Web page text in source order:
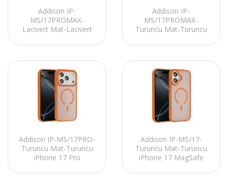
Addison IP-
MS/17PROMAX-
Lacivert Mat-Lacivert
MagSafe Telefon Kılıfı
Addison IP-
MS/17PROMAX-
Turuncu Mat-Turuncu
MagSafe Telefon Kılıfı
Addison IP-MS/17PRO-
Turuncu Mat-Turuncu
iPhone 17 Pro
Addison IP-MS/17-
Turuncu Mat-Turuncu
iPhone 17 MagSafe